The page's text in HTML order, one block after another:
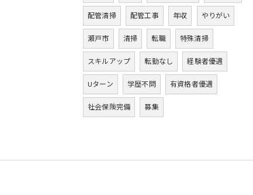
配管清掃
配管工事 年収
やりがい
瀬戸市
清掃 転職
特殊清掃
スキルアップ
転勤なし
経験者優遇
Uターン
学歴不問
有資格者優遇
社会保険完備
募集